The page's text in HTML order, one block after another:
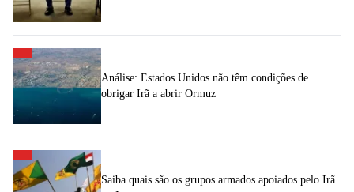
Análise: Estados Unidos não têm condições de
obrigar Irã a abrir Ormuz
Saiba quais são os grupos armados apoiados pelo Irã